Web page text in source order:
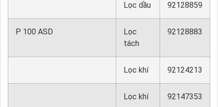
Lọc dầu 92128859
P 100 ASD
Lọc
tách
92128883
Lọc khí 92124213
Lọc khí 92147353